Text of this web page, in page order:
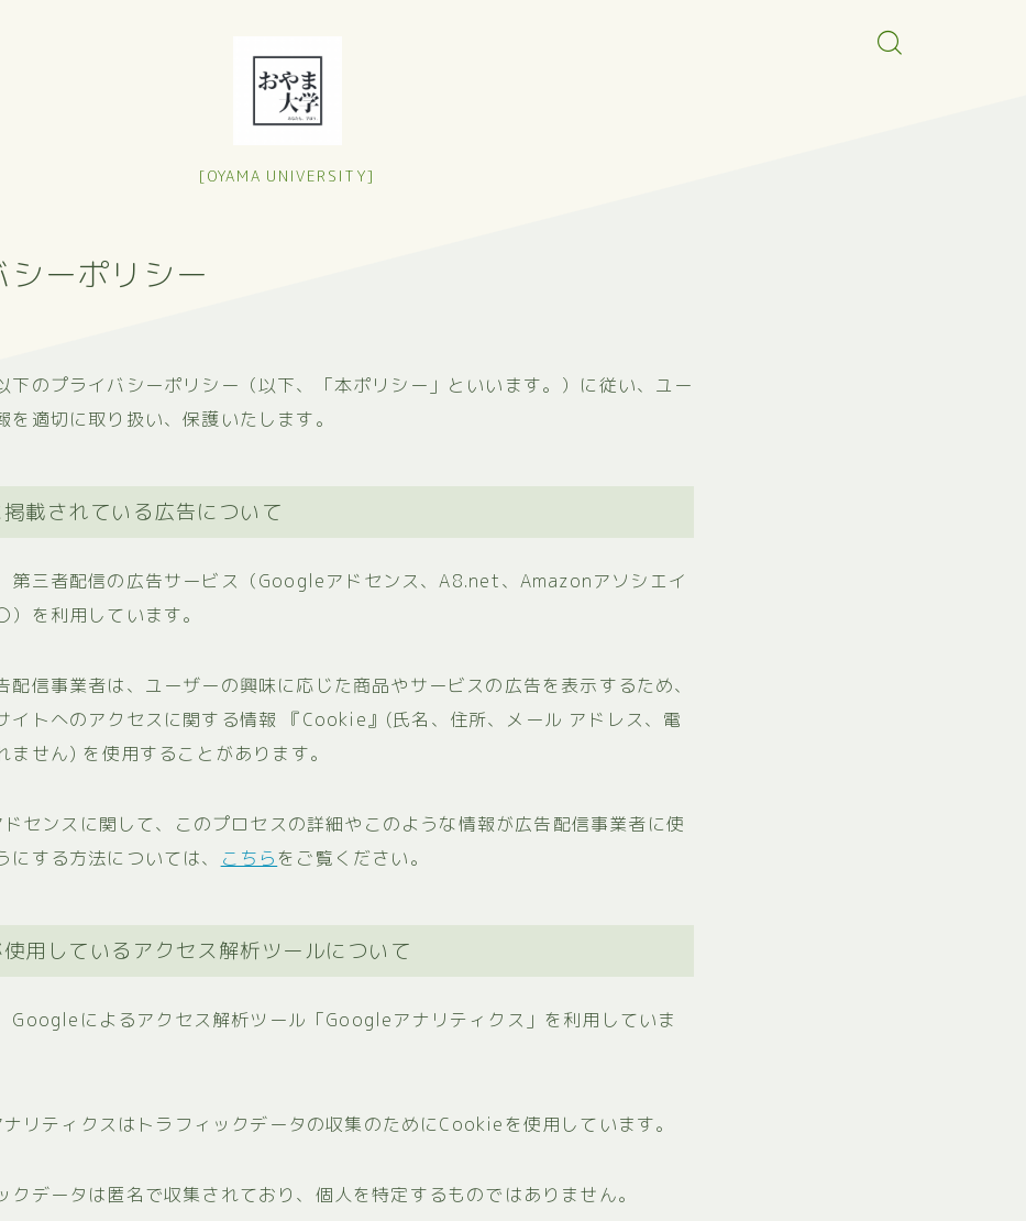
[OYAMA UNIVERSITY]
シーポリシー
下のプライバシーポリシー（以下、「本ポリシー」といいます。）に従い、ユー
を適切に取り扱い、保護いたします。
載されている広告について
第三者配信の広告サービス（Googleアドセンス、A8.net、Amazonアソシエイ
）を利用しています。
配信事業者は、ユーザーの興味に応じた商品やサービスの広告を表示するため、
イトへのアクセスに関する情報 『Cookie』(氏名、住所、メール アドレス、電
ません) を使用することがあります。
センスに関して、このプロセスの詳細やこのような情報が広告配信事業者に使
にする方法については、
こちらをご覧ください。
用しているアクセス解析ツールについて
Googleによるアクセス解析ツール「Googleアナリティクス」を利用していま
リティクスはトラフィックデータの収集のためにCookieを使用しています。
クデータは匿名で収集されており、個人を特定するものではありません。